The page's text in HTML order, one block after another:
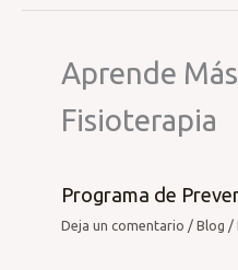
Aprende
Fisioterapia
Programa de
Deja un comentario /Blog /